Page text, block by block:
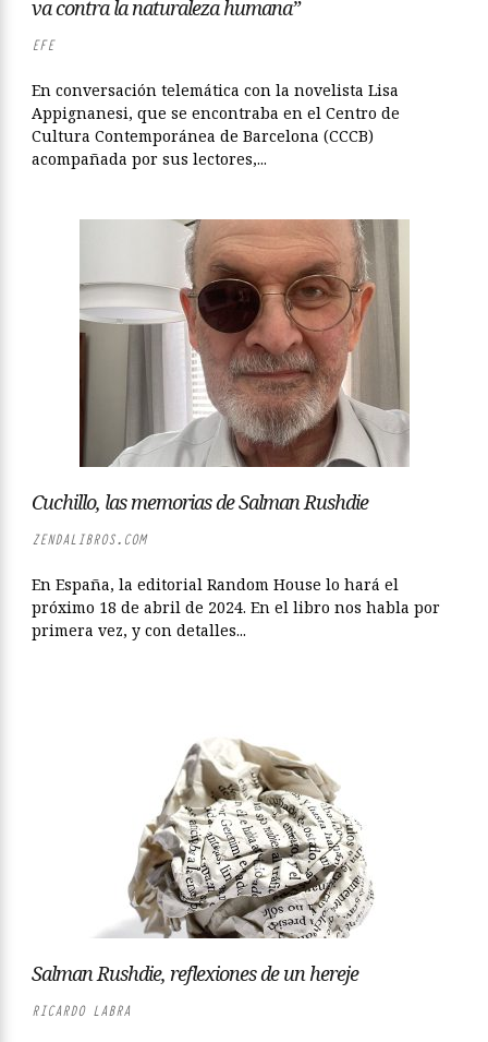
va contra la naturaleza humana”
EFE
En conversación telemática con la novelista Lisa
Appignanesi, que se encontraba en el Centro de
Cultura Contemporánea de Barcelona (CCCB)
acompañada por sus lectores,...
Cuchillo, las memorias de Salman Rushdie
ZENDALIBROS.COM
En España, la editorial Random House lo hará el
próximo 18 de abril de 2024. En el libro nos habla por
primera vez, y con detalles...
Salman Rushdie, reflexiones de un hereje
RICARDO LABRA